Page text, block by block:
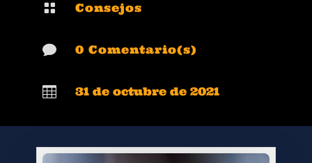
 Consejos
 0 Comentario(s)
 31 de octubre de 2021